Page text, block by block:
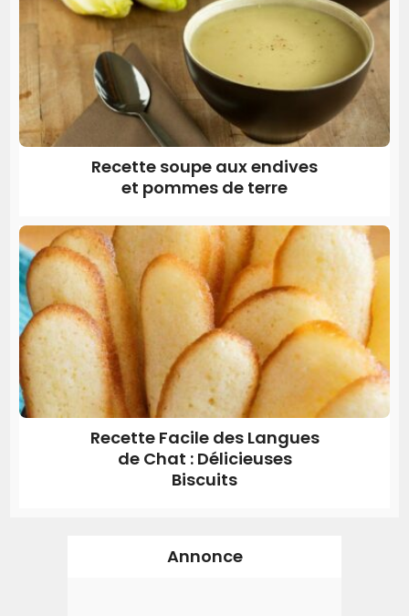
Recette soupe aux endives
et pommes de terre
Recette Facile des Langues
de Chat : Délicieuses
Biscuits
Annonce